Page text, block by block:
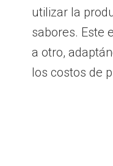
utilizar la
sabores. Este
a otro,
los costos de